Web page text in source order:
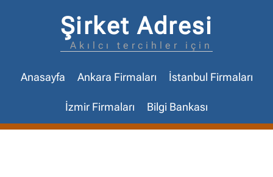
Şirket Adresi
Akılcı tercihler için
Anasayfa Ankara Firmaları İstanbul Firmaları
İzmir Firmaları Bilgi Bankası